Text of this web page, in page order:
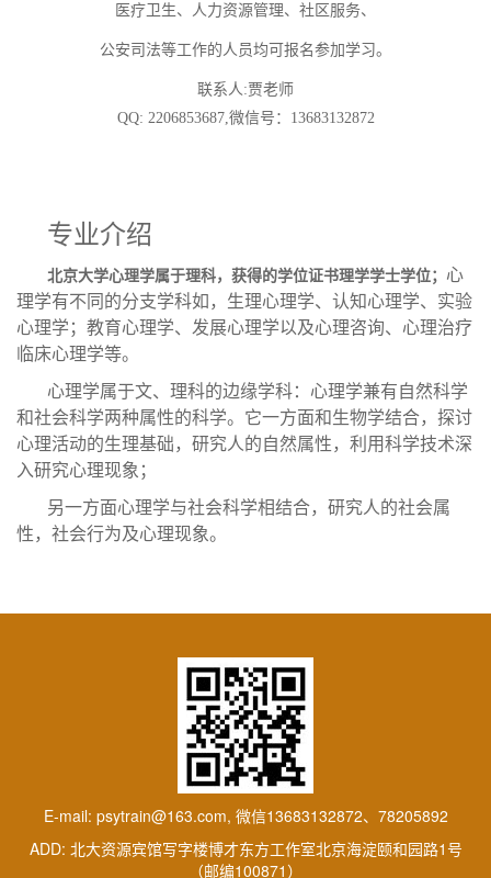
医疗卫生、人力资源管理、社区服务、
公安司法等工作的人员均可报名参加学习。
联系人 :贾老师
QQ: 2206853687,微信号：13683132872
专业介绍
北京大学心理学属于理科，获得的学位证书理学学士学位； 心
理学有不同的分支学科如，生理心理学、认知心理学、 实验
心理学； 教育心理学、 发展心理学以及心理咨询、心理治疗
临床心理学等。
心理学属于文、 理科的边缘学科： 心理学兼有自然科学
和社会科学两种属性的科学。它一方面和生物学结合，探讨
心理活动的生理基础，研究人的自然属性，利用科学技术深
入研究心理现象；
另一方面心理学与社会科学相结合，研究人的社会属
性，社会行为及心理现象。
E-mail: psytrain@163.com, 微信13683132872、78205892
ADD: 北大资源宾馆写字楼博才东方工作室北京海淀颐和园路1号
（邮编100871）